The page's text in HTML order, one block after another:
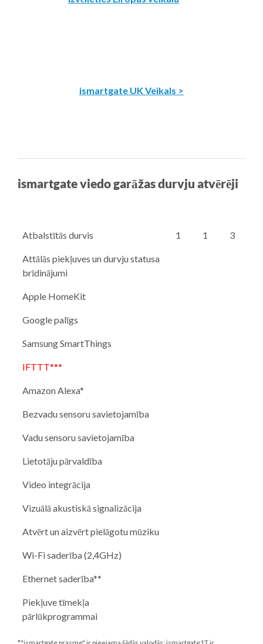
ismartgate UK Veikals >
ismartgate viedo garāžas durvju atvērēji
Atbalstītās durvis 1 1 3
Attālās piekļuves un durvju statusa
brīdinājumi
Apple HomeKit
Google palīgs
Samsung SmartThings
IFTTT***
Amazon Alexa*
Bezvadu sensoru savietojamība
Vadu sensoru savietojamība
Lietotāju pārvaldība
Video integrācija
Vizuālā akustiskā signalizācija
Atvērt un aizvērt pielāgotu mūziku
Wi-Fi saderība (2,4GHz)
Ethernet saderība**
Piekļuve tīmekļa
pārlūkprogrammai